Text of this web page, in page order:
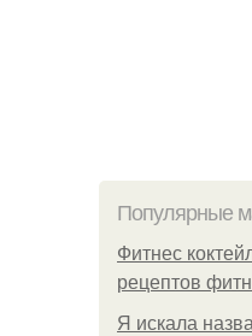
Популярные
Фитнес
рецептов
Я искала